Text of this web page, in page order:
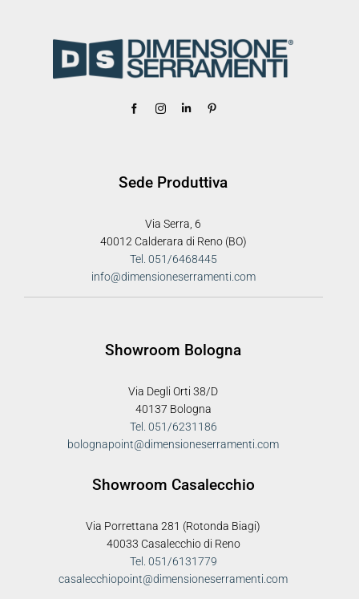
Sede Produttiva
Via Serra, 6
40012 Calderara di Reno (BO)
Tel. 051/6468445
info@dimensioneserramenti.com
Showroom Bologna
Via Degli Orti 38/D
40137 Bologna
Tel. 051/6231186
bolognapoint@dimensioneserramenti.com
Showroom Casalecchio
Via Porrettana 281 (Rotonda Biagi)
40033 Casalecchio di Reno
Tel. 051/6131779
casalecchiopoint@dimensioneserramenti.com